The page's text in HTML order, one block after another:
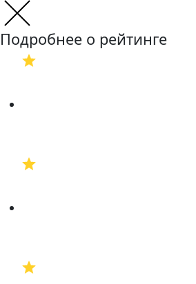
Подробнее о рейтинге